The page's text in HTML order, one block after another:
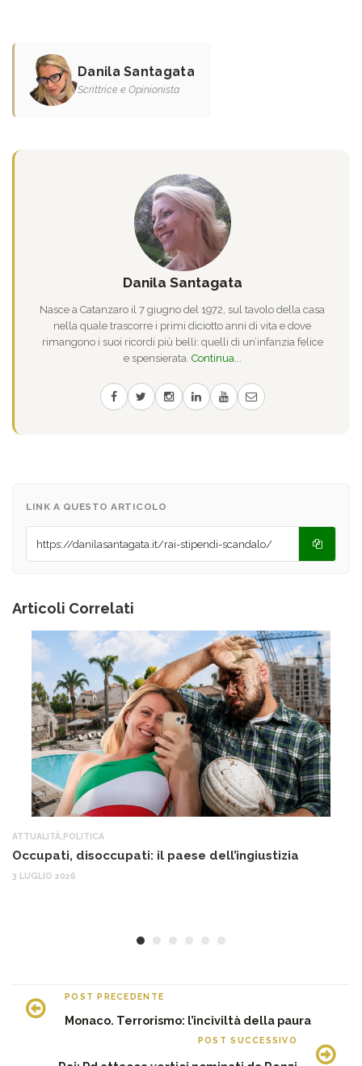
Danila Santagata
Scrittrice e Opinionista
Danila Santagata
Nasce a Catanzaro il 7 giugno del 1972, sul tavolo della casa
nella quale trascorre i primi diciotto anni di vita e dove
rimangono i suoi ricordi più belli: quelli di un’infanzia felice
e spensierata. Continua...
LINK A QUESTO ARTICOLO
Articoli Correlati
ATTUALITÀ POLITICA
Occupati, disoccupati: il paese dell’ingiustizia
3 LUGLIO 2026
POST PRECEDENTE
Monaco. Terrorismo: l’inciviltà della paura
POST SUCCESSIVO